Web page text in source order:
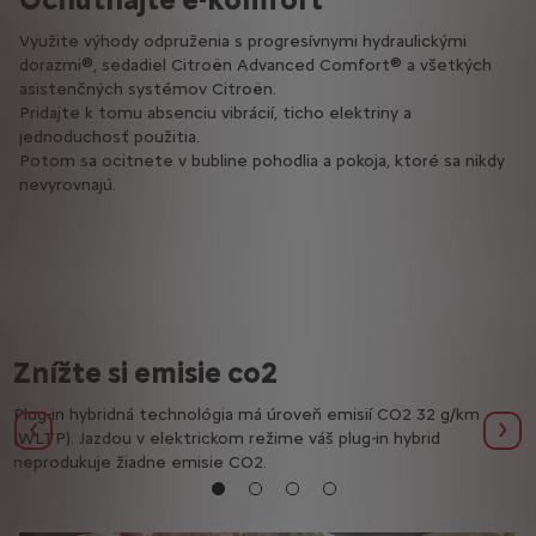
Využite výhody odpruženia s progresívnymi hydraulickými
dorazmi®, sedadiel Citroën Advanced Comfort® a všetkých
asistenčných systémov Citroën.
Pridajte k tomu absenciu vibrácií, ticho elektriny a
jednoduchosť použitia.
Potom sa ocitnete v bubline pohodlia a pokoja, ktoré sa nikdy
nevyrovnajú.
spaľovacieho motora
V elektrickom režime vďaka každodennému nabíjaniu využite
zvýšený výkon, okamžite dostupný krútiaci moment motora a
silné, tiché zrýchlenie.
Keď chcete uniknúť, benzínový motor jednoducho zaberie.
Aj keď je váš plug-in hybrid Citroën viac technologický ako
vozidlo s čisto spaľovacím motorom, rytmus jeho prehliadok
sa nemení.
Zverte údržbu vášho plug-in hybridu Citroën špeciálne
vyškoleným odborníkom v celej sieti Citroën.
Predchádzajúci
Znížte si emisie co2
Plug-in hybridná technológia má úroveň emisií CO2 32 g/km
(WLTP). Jazdou v elektrickom režime váš plug-in hybrid
neprodukuje žiadne emisie CO2.